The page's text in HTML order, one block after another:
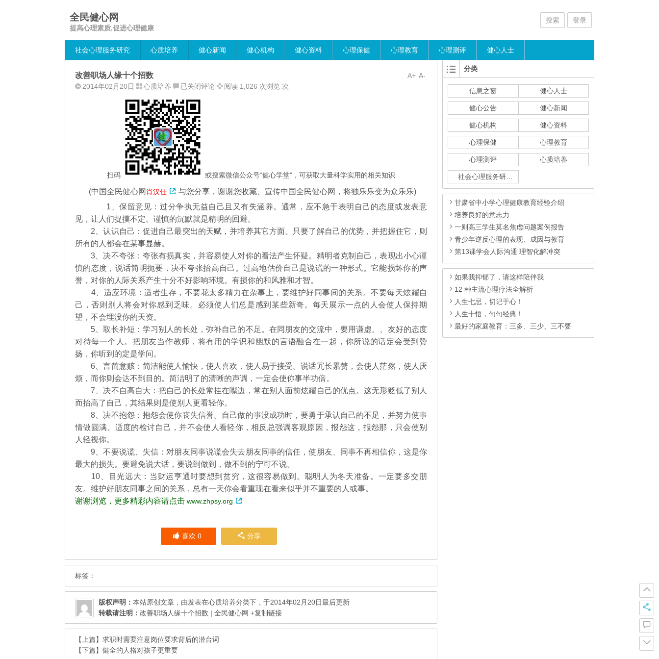
全民健心网
提高心理素质,促进心理健康
搜索 登录
社会心理服务研究 心质培养 健心新闻 健心机构 健心资料 心理保健 心理教育 心理测评 健心人士
A-
A+
改善职场人缘十个招数
2014年02月20日 心质培养
改
职
场
人
缘
十
个
招
已关闭评论 阅读 1,026 次浏览 次
扫码 或搜索微信公众号“健心学堂”，可获取大量科学实用的相关知识
(中国全民健心网 肖汉仕
与您分享，谢谢您收藏、宣传中国全民健心网，将独乐乐变为众乐乐)
1、保留意见：过分争执无益自己且又有失涵养。通常，应不急于表明自己的态度或发表意
见，让人们捉摸不定。谨慎的沉默就是精明的回避。
2、认识自己：促进自己最突出的天赋，并培养其它方面。只要了解自己的优势，并把握住它，则
所有的人都会在某事显赫。
3、决不夸张：夸张有损真实，并容易使人对你的看法产生怀疑。精明者克制自己，表现出小心谨
慎的态度，说话简明扼要，决不夸张抬高自己。过高地估价自己是说谎的一种形式。它能损坏你的声
誉，对你的人际关系产生十分不好影响环境。有损你的和风雅和才智。
4、适应环境：适者生存，不要花太多精力在杂事上，要维护好同事间的关系。不要每天炫耀自
己，否则别人将会对你感到乏味。必须使人们总是感到某些新奇。每天展示一点的人会使人保持期
望，不会埋没你的天资。
5、取长补短：学习别人的长处，弥补自己的不足。在同朋友的交流中，要用谦虚。、友好的态度
对待每一个人。把朋友当作教师，将有用的学识和幽默的言语融合在一起，你所说的话定会受到赞
扬，你听到的定是学问。
6、言简意赅：简洁能使人愉快，使人喜欢，使人易于接受。说话冗长累赘，会使人茫然，使人厌
烦，而你则会达不到目的。简洁明了的清晰的声调，一定会使你事半功倍。
7、决不自高自大：把自己的长处常挂在嘴边，常在别人面前炫耀自己的优点。这无形贬低了别人
而抬高了自己，其结果则是使别人更看轻你。
8、决不抱怨：抱怨会使你丧失信誉。自己做的事没成功时，要勇于承认自己的不足，并努力使事
情做圆满。适度的检讨自己，并不会使人看轻你，相反总强调客观原因，报怨这，报怨那，只会使别
人轻视你。
9、不要说谎、失信：对朋友同事说谎会失去朋友同事的信任，使朋友、同事不再相信你，这是你
最大的损失。要避免说大话，要说到做到，做不到的宁可不说。
10、目光远大：当财运亨通时要想到贫穷，这很容易做到。聪明人为冬天准备。一定要多交朋
友。维护好朋友同事之间的关系，总有一天你会看重现在看来似乎并不重要的人或事。
谢谢浏览，更多精彩内容请点击 www.zhpsy.org
喜欢0 分享
标签：
版权声明： 本站原创文章，由发表在心质培养分类下，于2014年02月20日最后更新
转载请注明： 改善职场人缘十个招数 | 全民健心网 +复制链接
【上篇】 求职时需要注意岗位要求背后的潜台词
【下篇】 健全的人格对孩子更重要
分类
信息之窗 健心人士
健心公告 健心新闻
健心机构 健心资料
心理保健 心理教育
心理测评 心质培养
甘肃省中小学心理健康教育经验介绍
培养良好的意志力
一则高三学生莫名焦虑问题案例报告
青少年逆反心理的表现、成因与教育
第13课学会人际沟通 理智化解冲突
如果我抑郁了，请这样陪伴我
12 种主流心理疗法全解析
人生七忌，切记于心！
人生十悟，句句经典！
最好的家庭教育：三多、三少、三不要